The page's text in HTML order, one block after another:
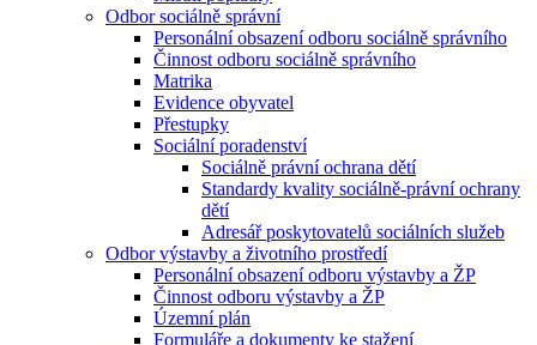
Odbor sociálně správní
Personální obsazení odboru sociálně správního
Činnost odboru sociálně správního
Matrika
Evidence obyvatel
Přestupky
Sociální poradenství
Sociálně právní ochrana dětí
Standardy kvality sociálně-právní ochrany
dětí
Adresář poskytovatelů sociálních služeb
Odbor výstavby a životního prostředí
Personální obsazení odboru výstavby a ŽP
Činnost odboru výstavby a ŽP
Územní plán
Formuláře a dokumenty ke stažení